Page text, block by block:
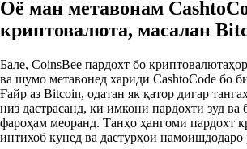
Оё ман метавонам
криптовалюта, масалан
Бале, CoinsBee пардохт бо
ва шумо метавонед хариди CashtoCode бо
Ғайр аз Bitcoin, одатан як қатор дигар
низ дастрасанд, ки имкони пардохти зуд ва
фароҳам меоранд. Танҳо ҳангоми пардохт
интихоб кунед ва дастурҳои намоишдодаро